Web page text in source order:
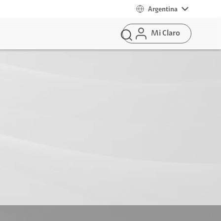
Argentina
Mi Claro